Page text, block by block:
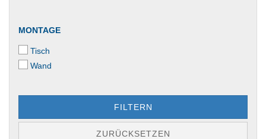
MONTAGE
Tisch
Wand
FILTERN
ZURÜCKSETZEN